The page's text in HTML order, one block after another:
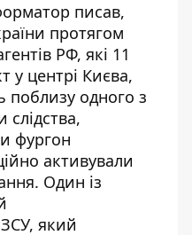
писав,
протягом
РФ, які 11
у центрі Києва,
поблизу одного з
слідства,
фургон
активували
Один із
який